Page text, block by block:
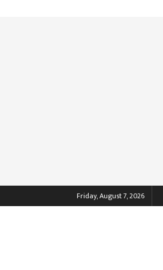
Friday, August 7, 2026